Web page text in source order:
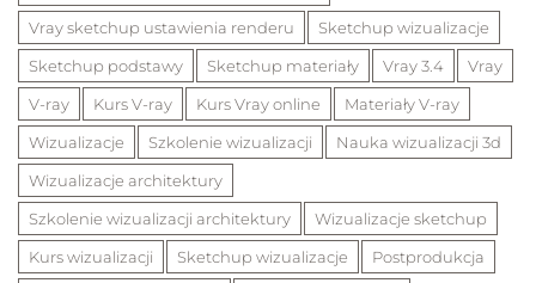
Vray sketchup ustawienia renderu
Sketchup wizualizacje
Sketchup podstawy
Sketchup materiały Vray 3.4
Vray
V-ray
Kurs V-ray Kurs Vray online
Materiały V-ray
Wizualizacje
Szkolenie wizualizacji
Nauka wizualizacji 3d
Wizualizacje architektury
Szkolenie wizualizacji architektury
Wizualizacje sketchup
Kurs wizualizacji
Sketchup wizualizacje
Postprodukcja